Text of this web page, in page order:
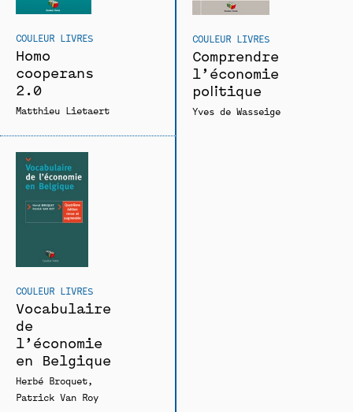
COULEUR LIVRES
Homo
cooperans
2.0
Matthieu Lietaert
COULEUR LIVRES
Comprendre
l’économie
politique
Yves de Wasseige
COULEUR LIVRES
Vocabulaire
de
l’économie
en Belgique
Herbé Broquet
Patrick Van Roy